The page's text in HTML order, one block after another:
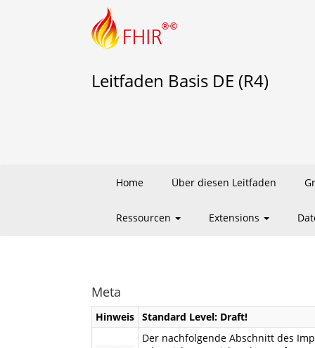
Leitfaden Basis DE (R4)
Home Über diesen Leitfaden
Ressourcen Extensions
Meta
Hinweis Standard Level: Draft!
Der nachfolgende Abschnitt des